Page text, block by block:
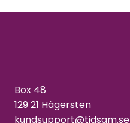
Box 48
129 21 Hägersten
kundsupport@tidsam.se